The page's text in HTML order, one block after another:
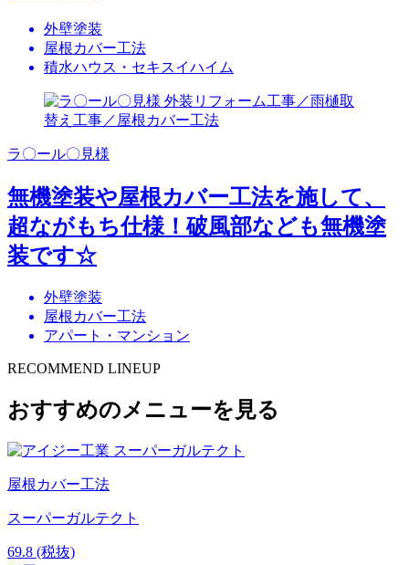
外壁塗装
屋根カバー工法
積水ハウス・セキスイハイム
ラ〇ール〇見様
無機塗装や屋根カバー工法を施して、
超ながもち仕様！破風部なども無機塗
装です☆
外壁塗装
屋根カバー工法
アパート・マンション
RECOMMEND LINEUP
おすすめのメニューを見る
屋根カバー工法
スーパーガルテクト
69.8 (税抜)